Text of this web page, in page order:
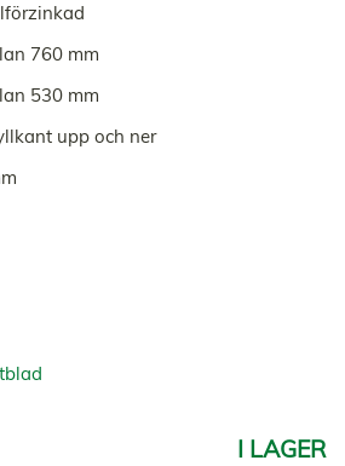
760 mm
530 mm
upp och ner
I LAGER